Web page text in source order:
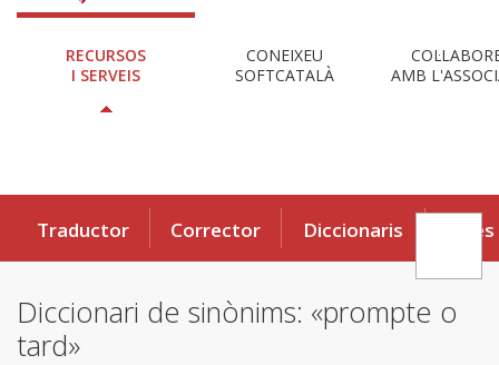
RECURSOS
I SERVEIS
CONEIXEU
SOFTCATALÀ
AMB
Traductor Corrector Diccionaris Eines
Diccionari de sinònims: «prompte o
tard»